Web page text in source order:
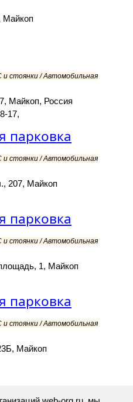
Майкоп
стоянки / Автомобильная
Майкоп, Россия
17,
парковка
стоянки / Автомобильная
207, Майкоп
парковка
стоянки / Автомобильная
1, Майкоп
парковка
стоянки / Автомобильная
Майкоп